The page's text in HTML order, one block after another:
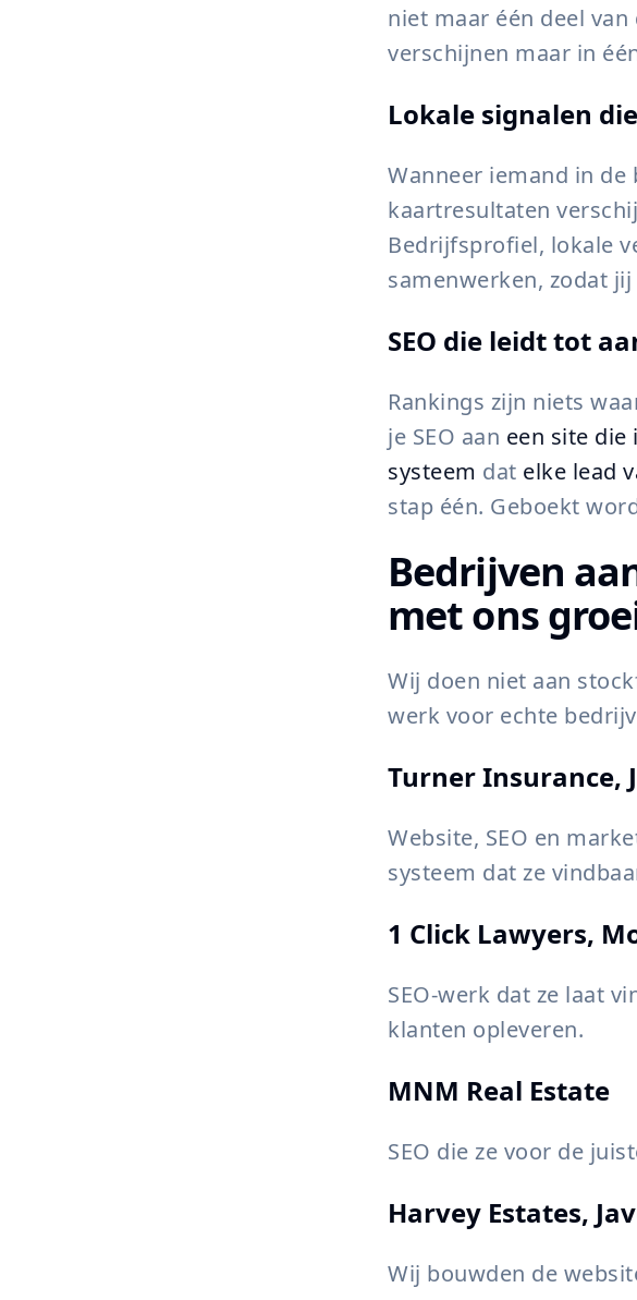
niet maar één deel
verschijnen maar in
Lokale signalen
Wanneer iemand in
kaartresultaten
Bedrijfsprofiel, lokale
samenwerken, zodat
SEO die leidt tot
Rankings zijn niets
je SEO aan een site
systeem dat elke lead
stap één. Geboekt
Bedrijven
met ons
Wij doen niet aan
werk voor echte
Turner Insurance,
Website, SEO en
systeem dat ze
1 Click Lawyers,
SEO-werk dat ze laat
klanten opleveren.
MNM Real Estate
SEO die ze voor de
Harvey Estates,
Wij bouwden de